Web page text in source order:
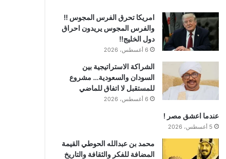
امريكا تحرق الفرس المجوس !!
والفرس المجوس يريدون احراق
دول الخليج!!
6 أغسطس، 2026
الشراكة الاستراتيجية بين
السودان والسعودية… مشروع
للمستقبل لا اتفاق للماضي
6 أغسطس، 2026
عندما اعشق مصر !
5 أغسطس، 2026
محمد بن عبدالله الحوطي القيمة
المضافة للفكر والثقافة والتاريخ